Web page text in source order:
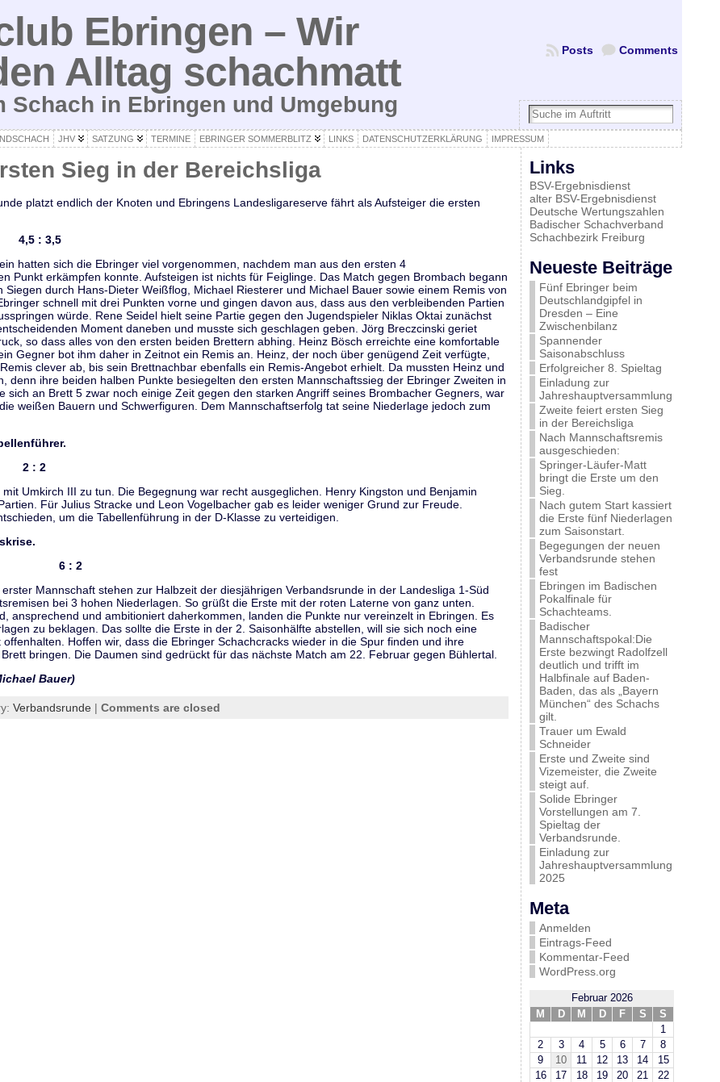
Ebringen – Wir
Alltag schachmatt
Schach in Ebringen und Umgebung
Comments
Posts
JHV SATZUNG TERMINE EBRINGER SOMMERBLITZ LINKS DATENSCHUTZERKLÄRUNG IMPRESSUM
Sieg in der Bereichsliga
platzt endlich der Knoten und Ebringens Landesligareserve fährt als Aufsteiger die ersten
4,5 : 3,5
hatten sich die Ebringer viel vorgenommen, nachdem man aus den ersten 4
Punkt erkämpfen konnte. Aufsteigen ist nichts für Feiglinge. Das Match gegen Brombach begann
Siegen durch Hans-Dieter Weißflog, Michael Riesterer und Michael Bauer sowie einem Remis von
schnell mit drei Punkten vorne und gingen davon aus, dass aus den verbleibenden Partien
würde. Rene Seidel hielt seine Partie gegen den Jugendspieler Niklas Oktai zunächst
Moment daneben und musste sich geschlagen geben. Jörg Breczcinski geriet
so dass alles von den ersten beiden Brettern abhing. Heinz Bösch erreichte eine komfortable
Gegner bot ihm daher in Zeitnot ein Remis an. Heinz, der noch über genügend Zeit verfügte,
clever ab, bis sein Brettnachbar ebenfalls ein Remis-Angebot erhielt. Da mussten Heinz und
denn ihre beiden halben Punkte besiegelten den ersten Mannschaftssieg der Ebringer Zweiten in
sich an Brett 5 zwar noch einige Zeit gegen den starken Angriff seines Brombacher Gegners, war
weißen Bauern und Schwerfiguren. Dem Mannschaftserfolg tat seine Niederlage jedoch zum
2 : 2
Umkirch III zu tun. Die Begegnung war recht ausgeglichen. Henry Kingston und Benjamin
Für Julius Stracke und Leon Vogelbacher gab es leider weniger Grund zur Freude.
um die Tabellenführung in der D-Klasse zu verteidigen.
I 6 : 2
Mannschaft stehen zur Halbzeit der diesjährigen Verbandsrunde in der Landesliga 1-Süd
bei 3 hohen Niederlagen. So grüßt die Erste mit der roten Laterne von ganz unten.
ansprechend und ambitioniert daherkommen, landen die Punkte nur vereinzelt in Ebringen. Es
zu beklagen. Das sollte die Erste in der 2. Saisonhälfte abstellen, will sie sich noch eine
Hoffen wir, dass die Ebringer Schachcracks wieder in die Spur finden und ihre
bringen. Die Daumen sind gedrückt für das nächste Match am 22. Februar gegen Bühlertal.
Bauer)
Verbandsrunde | Comments are closed
Links
BSV-Ergebnisdienst
alter BSV-Ergebnisdienst
Deutsche Wertungszahlen
Badischer Schachverband
Schachbezirk Freiburg
Neueste Beiträge
Fünf Ebringer beim
Deutschlandgipfel in
Dresden – Eine
Zwischenbilanz
Spannender
Saisonabschluss
Erfolgreicher 8. Spieltag
Einladung zur
Jahreshauptversammlung
Zweite feiert ersten Sieg
in der Bereichsliga
Nach Mannschaftsremis
ausgeschieden:
Springer-Läufer-Matt
bringt die Erste um den
Sieg.
Nach gutem Start kassiert
die Erste fünf Niederlagen
zum Saisonstart.
Begegungen der neuen
Verbandsrunde stehen
fest
Ebringen im Badischen
Pokalfinale für
Schachteams.
Badischer
Mannschaftspokal:Die
Erste bezwingt Radolfzell
deutlich und trifft im
Halbfinale auf Baden-
Baden, das als „Bayern
München“ des Schachs
gilt.
Trauer um Ewald
Schneider
Erste und Zweite sind
Vizemeister, die Zweite
steigt auf.
Solide Ebringer
Vorstellungen am 7.
Spieltag der
Verbandsrunde.
Einladung zur
Jahreshauptversammlung
2025
Meta
Anmelden
Eintrags-Feed
Kommentar-Feed
WordPress.org
Februar 2026
M
D M D F S
S
1
2
3 4 5 6 7
8
9
10 11 12 13 14
15
16
17 18 19 20 21
22